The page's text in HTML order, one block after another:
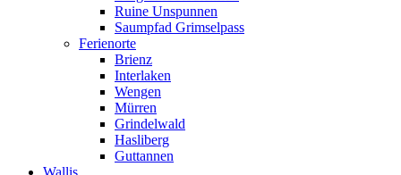
Ruine Unspunnen
Saumpfad Grimselpass
Ferienorte
Brienz
Interlaken
Wengen
Mürren
Grindelwald
Hasliberg
Guttannen
Wallis